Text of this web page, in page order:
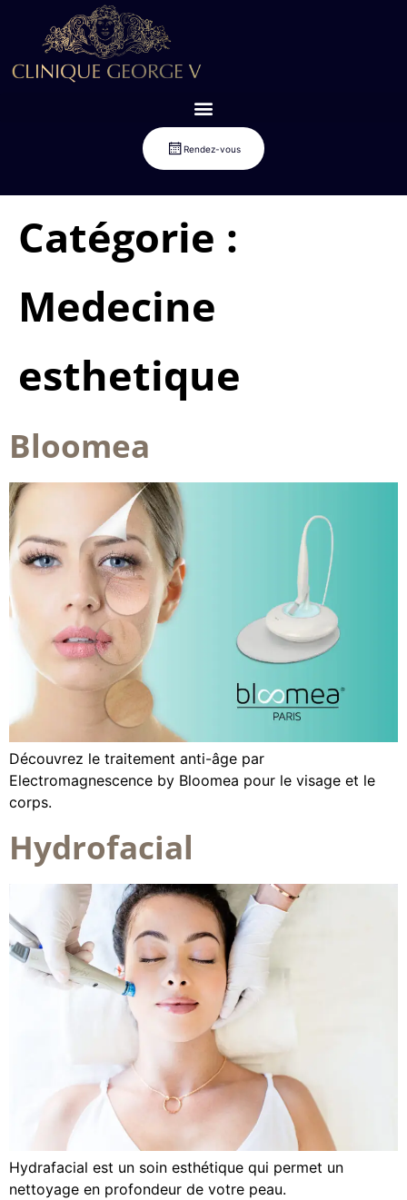
Rendez-vous
Catégorie :
Medecine
esthetique
Bloomea
Découvrez le traitement anti-âge par
Electromagnescence by Bloomea pour le visage et le
corps.
Hydrofacial
Hydrafacial est un soin esthétique qui permet un
nettoyage en profondeur de votre peau.